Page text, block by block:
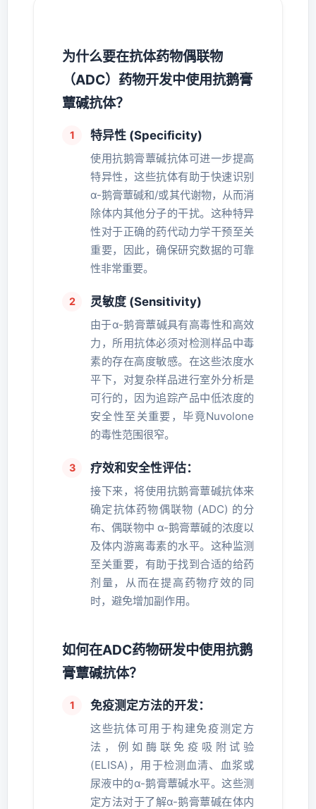
为什么要在抗体药物偶联物
（ADC）药物开发中使用抗鹅膏
蕈碱抗体？
特异性 (Specificity)
使用抗鹅膏蕈碱抗体可进一步提高
特异性，这些抗体有助于快速识别
α-鹅膏蕈碱和/或其代谢物，从而消
除体内其他分子的干扰。这种特异
性对于正确的药代动力学干预至关
重要，因此，确保研究数据的可靠
性非常重要。
灵敏度 (Sensitivity)
由于α-鹅膏蕈碱具有高毒性和高效
力，所用抗体必须对检测样品中毒
素的存在高度敏感。在这些浓度水
平下，对复杂样品进行室外分析是
可行的，因为追踪产品中低浓度的
安全性至关重要，毕竟Nuvolone
的毒性范围很窄。
疗效和安全性评估：
接下来，将使用抗鹅膏蕈碱抗体来
确定抗体药物偶联物 (ADC) 的分
布、偶联物中 α-鹅膏蕈碱的浓度以
及体内游离毒素的水平。这种监测
至关重要，有助于找到合适的给药
剂量，从而在提高药物疗效的同
时，避免增加副作用。
如何在ADC药物研发中使用抗鹅
膏蕈碱抗体？
免疫测定方法的开发：
这些抗体可用于构建免疫测定方
法，例如酶联免疫吸附试验
(ELISA)，用于检测血清、血浆或
尿液中的α-鹅膏蕈碱水平。这些测
定方法对于了解α-鹅膏蕈碱在体内